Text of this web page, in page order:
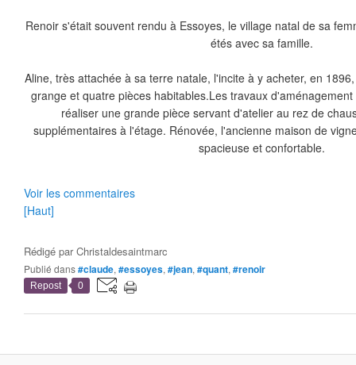
Renoir s'était souvent rendu à Essoyes, le village natal de sa
étés avec sa famille.
Aline, très attachée à sa terre natale, l'incite à y acheter, en
grange et quatre pièces habitables.Les travaux
réaliser une grande pièce servant d'atelier au rez de
supplémentaires à l'étage. Rénovée, l'ancienne maison de
spacieuse et confortable.
Voir les commentaires
[Haut]
Rédigé parChristaldesaintmarc
Publié dans#claude, #essoyes, #jean, #quant, #renoir
Repost 0